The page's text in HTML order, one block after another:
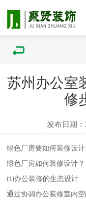
苏州办公室
修
发布日期
绿色厂房要如何装修设计
绿色厂房如何装修设计？
(1)办公装修的生态设计
通过协调办公装修室内